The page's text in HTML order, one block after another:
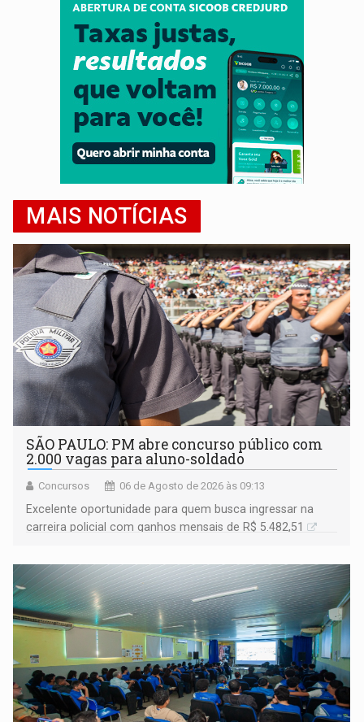
MAIS NOTÍCIAS
SÃO PAULO: PM abre concurso público com
2.000 vagas para aluno-soldado
Concursos 06 de Agosto de 2026 às 09:13
Excelente oportunidade para quem busca ingressar na
carreira policial com ganhos mensais de R$ 5.482,51